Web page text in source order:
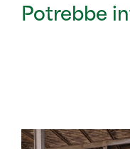
Potrebbe